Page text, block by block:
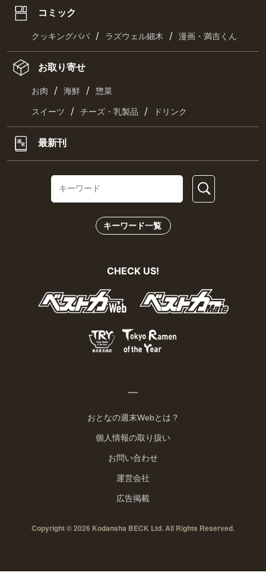
コミック
クッキングパパ / ラズウェル細木 / 漫画・満吉くん
お取り寄せ
お肉 / 海鮮 / 惣菜
スイーツ / チーズ・乳製品 / ドリンク
最新刊
キーワード一覧
CHECK US!
おとなの週末Webとは？
個人情報の取り扱い
お問い合わせ
運営会社
広告掲載
Copyright © 2026 Kodansha BECK Ltd. All Rights Reserved.